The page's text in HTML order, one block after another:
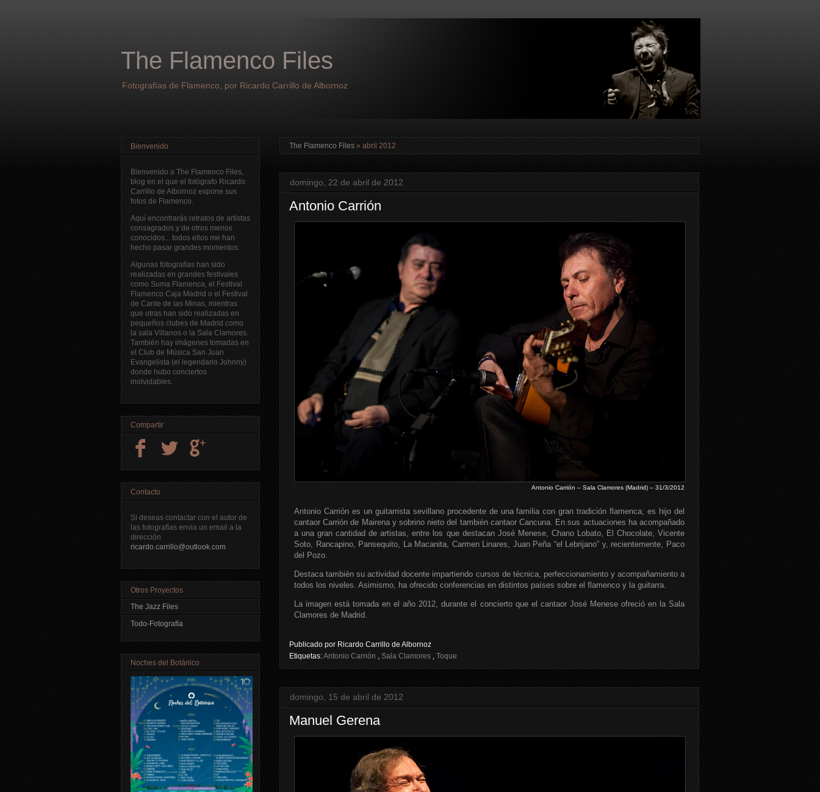
The Flamenco Files
Fotografías de Flamenco, por Ricardo Carrillo de Albornoz
The Flamenco Files » abril 2012
domingo, 22 de abril de 2012
Antonio Carrión
Antonio Carrión – Sala Clamores (Madrid) – 31/3/2012
Antonio Carrión es un guitarrista sevillano procedente de una familia con gran tradición flamenca; es hijo del
cantaor Carrión de Mairena y sobrino nieto del también cantaor Cancuna. En sus actuaciones ha acompañado
a una gran cantidad de artistas, entre los que destacan José Menese, Chano Lobato, El Chocolate, Vicente
Soto, Rancapino, Pansequito, La Macanita, Carmen Linares, Juan Peña “el Lebrijano” y, recientemente, Paco
del Pozo.
Destaca también su actividad docente impartiendo cursos de técnica, perfeccionamiento y acompañamiento a
todos los niveles. Asimismo, ha ofrecido conferencias en distintos países sobre el flamenco y la guitarra.
La imagen está tomada en el año 2012, durante el concierto que el cantaor José Menese ofreció en la Sala
Clamores de Madrid.
Publicado por Ricardo Carrillo de Albornoz
Etiquetas:Antonio Carrión , Sala Clamores , Toque
domingo, 15 de abril de 2012
Manuel Gerena
Bienvenido
Bienvenido a The Flamenco Files,
blog en el que el fotógrafo Ricardo
Carrillo de Albornoz expone sus
fotos de Flamenco.
Aquí encontrarás retratos de artistas
consagrados y de otros menos
conocidos... todos ellos me han
hecho pasar grandes momentos.
Algunas fotografías han sido
realizadas en grandes festivales
como Suma Flamenca, el Festival
Flamenco Caja Madrid o el Festival
de Cante de las Minas, mientras
que otras han sido realizadas en
pequeños clubes de Madrid como
la sala Villanos o la Sala Clamores.
También hay imágenes tomadas en
el Club de Música San Juan
Evangelista (el legendario Johnny)
donde hubo conciertos
inolvidables.
Compartir
Contacto
Si deseas contactar con el autor de
las fotografías envia un email a la
dirección
ricardo.carrillo@outlook.com
Otros Proyectos
The Jazz Files
Todo-Fotografía
Noches del Botánico